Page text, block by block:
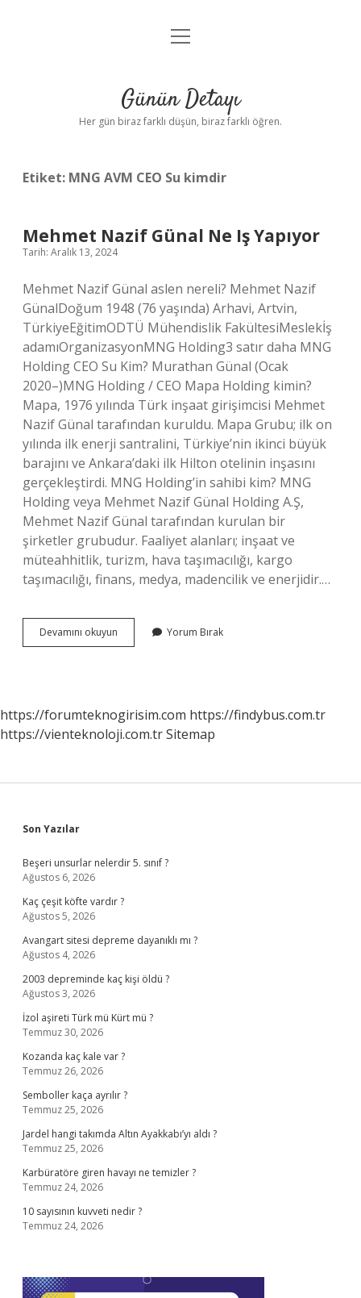
Anasayfa
Yasal Uyarı
menüyü
Günün Detayı
Her gün biraz farklı düşün, biraz farklı öğren.
Etiket: MNG AVM CEO Su kimdir
Mehmet Nazif Günal Ne Iş Yapıyor
Tarih: Aralık 13, 2024
Mehmet Nazif Günal aslen nereli? Mehmet Nazif
GünalDoğum 1948 (76 yaşında) Arhavi, Artvin,
TürkiyeEğitimODTÜ Mühendislik FakültesiMeslekİş
adamıOrganizasyonMNG Holding3 satır daha MNG
Holding CEO Su Kim? Murathan Günal (Ocak
2020–)MNG Holding / CEO Mapa Holding kimin?
Mapa, 1976 yılında Türk inşaat girişimcisi Mehmet
Nazif Günal tarafından kuruldu. Mapa Grubu; ilk on
yılında ilk enerji santralini, Türkiye’nin ikinci büyük
barajını ve Ankara’daki ilk Hilton otelinin inşasını
gerçekleştirdi. MNG Holding’in sahibi kim? MNG
Holding veya Mehmet Nazif Günal Holding A.Ş,
Mehmet Nazif Günal tarafından kurulan bir
şirketler grubudur. Faaliyet alanları; inşaat ve
müteahhitlik, turizm, hava taşımacılığı, kargo
taşımacılığı, finans, medya, madencilik ve enerjidir.…
Devamını okuyun Mehmet
Nazif
Yorum Bırak
https://forumteknogirisim.com https://findybus.com.tr
https://vienteknoloji.com.trSitemap
Sidebar
Son Yazılar
Beşeri unsurlar nelerdir 5. sınıf ?
Ağustos 6, 2026
Kaç çeşit köfte vardır ?
Ağustos 5, 2026
Avangart sitesi depreme dayanıklı mı ?
Ağustos 4, 2026
2003 depreminde kaç kişi öldü ?
Ağustos 3, 2026
İzol aşireti Türk mü Kürt mü ?
Temmuz 30, 2026
Kozanda kaç kale var ?
Temmuz 26, 2026
Semboller kaça ayrılır ?
Temmuz 25, 2026
Jardel hangi takımda Altın Ayakkabı’yı aldı ?
Temmuz 25, 2026
Karbüratöre giren havayı ne temizler ?
Temmuz 24, 2026
10 sayısının kuvveti nedir ?
Temmuz 24, 2026